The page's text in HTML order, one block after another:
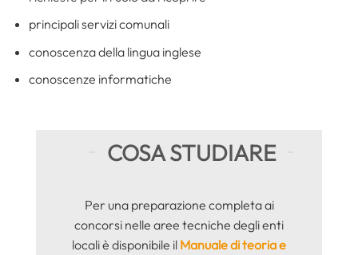
principali servizi comunali
conoscenza della lingua inglese
conoscenze informatiche
COSA STUDIARE
Per una preparazione completa ai
concorsi nelle aree tecniche degli enti
locali è disponibile il Manuale di teoria e